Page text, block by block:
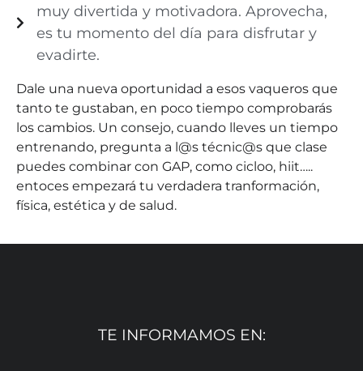
muy divertida y motivadora. Aprovecha,
es tu momento del día para disfrutar y
evadirte.
Dale una nueva oportunidad a esos vaqueros que
tanto te gustaban, en poco tiempo comprobarás
los cambios. Un consejo, cuando lleves un tiempo
entrenando, pregunta a l@s técnic@s que clase
puedes combinar con GAP, como cicloo, hiit…..
entoces empezará tu verdadera tranformación,
física, estética y de salud.
TE INFORMAMOS EN: